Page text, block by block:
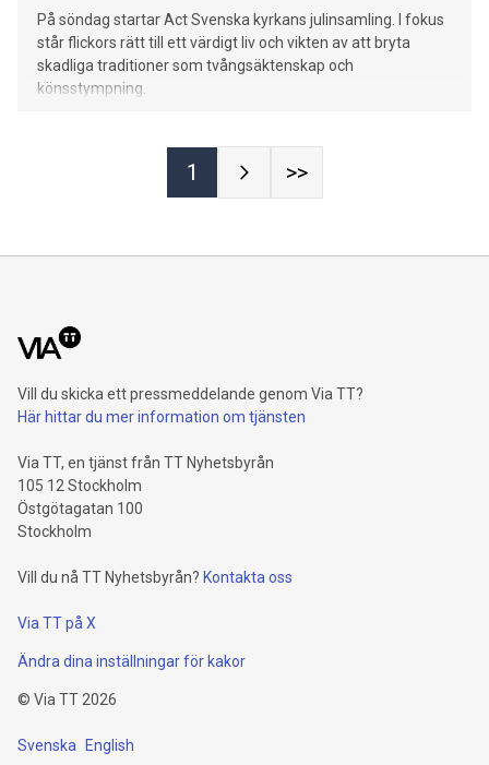
På söndag startar Act Svenska kyrkans julinsamling. I fokus
står flickors rätt till ett värdigt liv och vikten av att bryta
skadliga traditioner som tvångsäktenskap och
könsstympning.
1 >>
Vill du skicka ett pressmeddelande genom Via TT?
Här hittar du mer information om tjänsten
Via TT, en tjänst från TT Nyhetsbyrån
105 12 Stockholm
Östgötagatan 100
Stockholm
Vill du nå TT Nyhetsbyrån? Kontakta oss
Via TT på X
Ändra dina inställningar för kakor
© Via TT2026
Svenska English